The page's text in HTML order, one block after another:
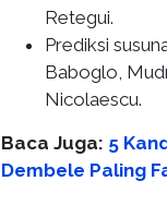
Retegui.
Prediksi
Baboglo,
Nicolaescu.
Baca Juga: 5
Dembele Paling